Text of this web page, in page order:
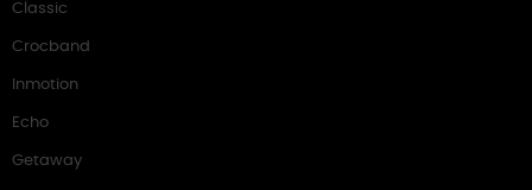
Classic
Crocband
Inmotion
Echo
Getaway